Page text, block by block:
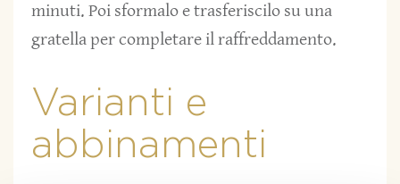
minuti. Poi sformalo e trasferiscilo su una
gratella per completare il raffreddamento.
Varianti e
abbinamenti